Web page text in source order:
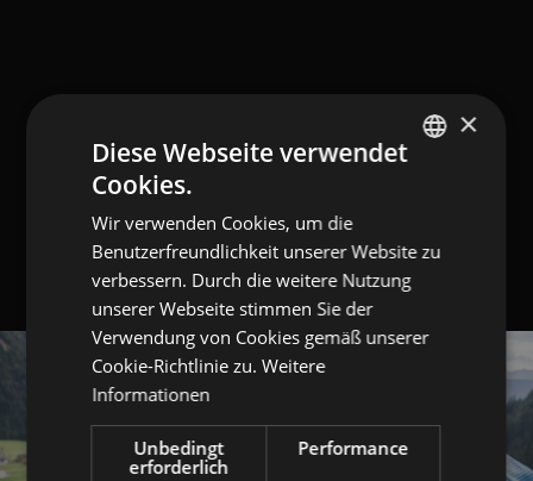
×
Diese Webseite verwendet
Cookies.
Wir verwenden Cookies, um die
Benutzerfreundlichkeit unserer Website zu
verbessern. Durch die weitere Nutzung
unserer Webseite stimmen Sie der
Verwendung von Cookies gemäß unserer
Cookie-Richtlinie zu. Weitere
Informationen
Unbedingt
erforderlich
Performance